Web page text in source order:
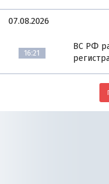
07.08.2026
16:21
ВС РФ